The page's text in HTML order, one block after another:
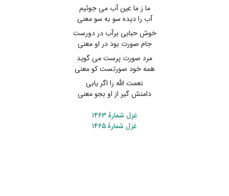
ما ز ما عین آب می جوئیم
آب را دیده سو به سو معنی
خوش حبابی برآب در دورست
جام صورت بود در او معنی
مرد صورت پرست می گوید
همه خود صورتست کو معنی
نعمت الله را اگر یابی
دامنش گیر از او بجو معنی
غزل شمارهٔ ۱۴۶۳
غزل شمارهٔ ۱۴۶۵